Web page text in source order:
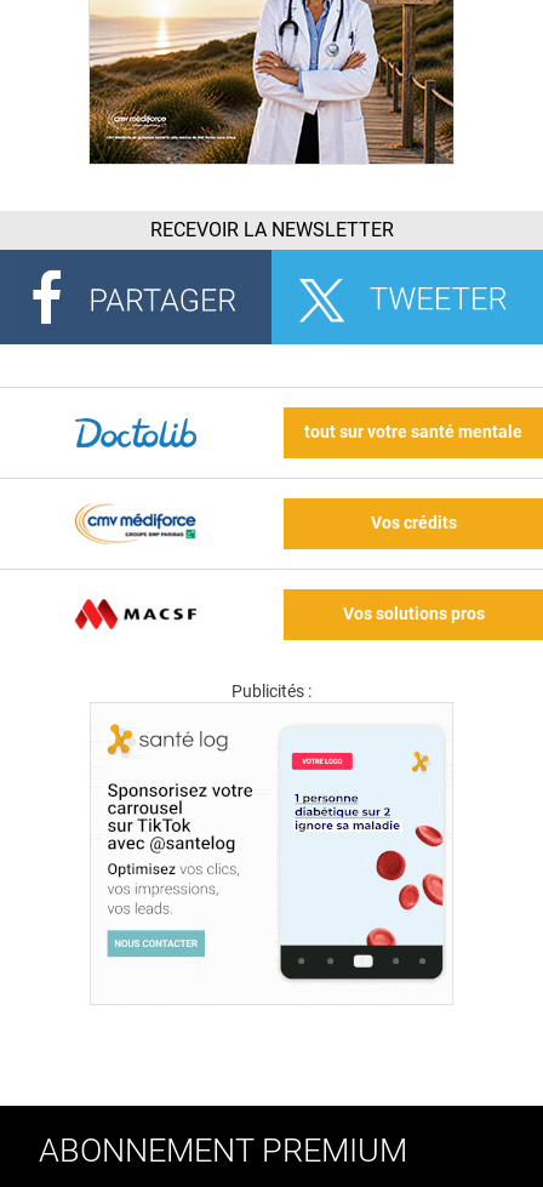
RECEVOIR LA NEWSLETTER
tout sur votre santé mentale
Vos crédits
Vos solutions pros
Publicités :
ABONNEMENT PREMIUM